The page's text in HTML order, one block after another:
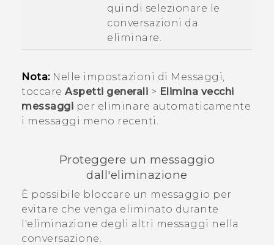
quindi selezionare le
conversazioni da
eliminare.
Nota:Nelle impostazioni di Messaggi,
toccare Aspetti generali > Elimina vecchi
messaggi per eliminare automaticamente
i messaggi meno recenti.
Proteggere un messaggio
dall'eliminazione
È possibile bloccare un messaggio per
evitare che venga eliminato durante
l'eliminazione degli altri messaggi nella
conversazione.